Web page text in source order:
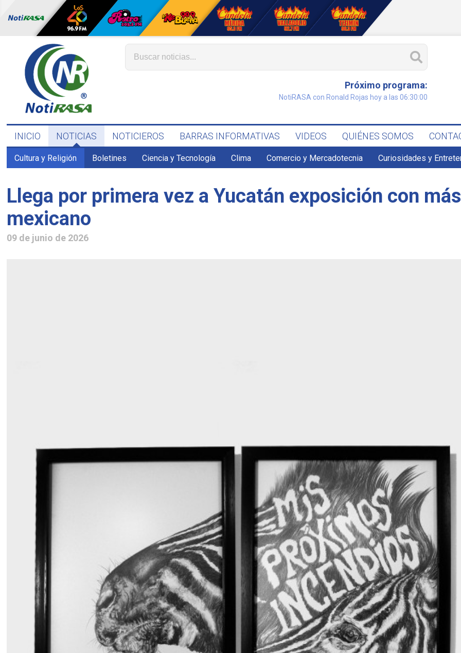
Próximo programa:
NotiRASA con Ronald Rojas hoy a las 06:30:00
INICIO NOTICIAS NOTICIEROS BARRAS INFORMATIVAS VIDEOS QUIÉNES SOMOS
Cultura y Religión Boletines Ciencia y Tecnología Clima Comercio y Mercadotecnia Curiosidades y
Llega por primera vez a Yucatán exposición con
mexicano
09 de junio de 2026